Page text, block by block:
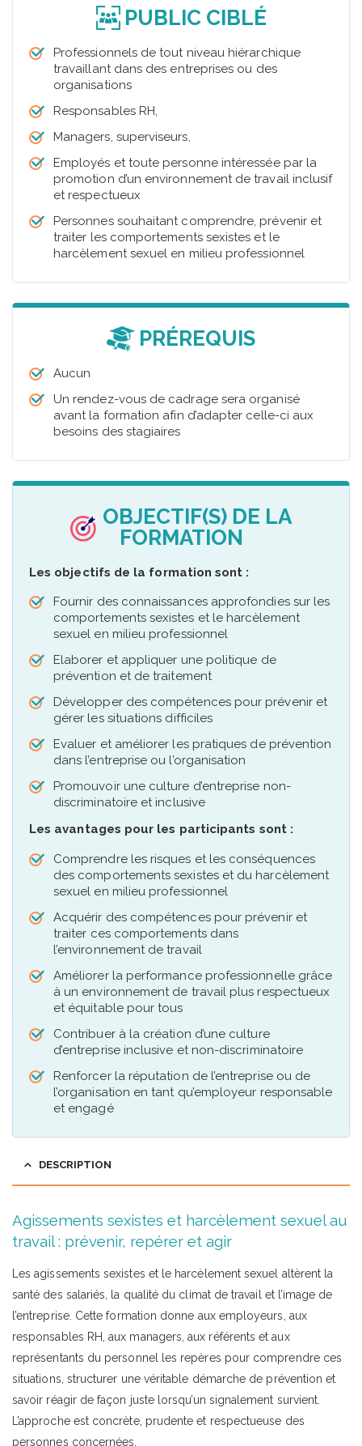
PUBLIC CIBLÉ
Professionnels de tout niveau hiérarchique
travaillant dans des entreprises ou des
organisations
Responsables RH,
Managers, superviseurs,
Employés et toute personne intéressée par la
promotion d’un environnement de travail inclusif
et respectueux
Personnes souhaitant comprendre, prévenir et
traiter les comportements sexistes et le
harcèlement sexuel en milieu professionnel
PRÉREQUIS
Aucun
Un rendez-vous de cadrage sera organisé
avant la formation afin d’adapter celle-ci aux
besoins des stagiaires
OBJECTIF(S) DE LA
FORMATION
Les objectifs de la formation sont :
Fournir des connaissances approfondies sur les
comportements sexistes et le harcèlement
sexuel en milieu professionnel
Elaborer et appliquer une politique de
prévention et de traitement
Développer des compétences pour prévenir et
gérer les situations difficiles
Evaluer et améliorer les pratiques de prévention
dans l’entreprise ou l’organisation
Promouvoir une culture d’entreprise non-
discriminatoire et inclusive
Les avantages pour les participants sont :
Comprendre les risques et les conséquences
des comportements sexistes et du harcèlement
sexuel en milieu professionnel
Acquérir des compétences pour prévenir et
traiter ces comportements dans
l’environnement de travail
Améliorer la performance professionnelle grâce
à un environnement de travail plus respectueux
et équitable pour tous
Contribuer à la création d’une culture
d’entreprise inclusive et non-discriminatoire
Renforcer la réputation de l’entreprise ou de
l’organisation en tant qu’employeur responsable
et engagé
DESCRIPTION
Agissements sexistes et harcèlement sexuel au
travail : prévenir, repérer et agir
Les agissements sexistes et le harcèlement sexuel altèrent la
santé des salariés, la qualité du climat de travail et l’image de
l’entreprise. Cette formation donne aux employeurs, aux
responsables RH, aux managers, aux référents et aux
représentants du personnel les repères pour comprendre ces
situations, structurer une véritable démarche de prévention et
savoir réagir de façon juste lorsqu’un signalement survient.
L’approche est concrète, prudente et respectueuse des
personnes concernées.